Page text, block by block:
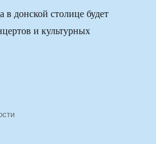
донской столице будет
и культурных